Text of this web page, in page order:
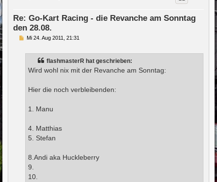
Re: Go-Kart Racing - die Revanche am Sonntag
den 28.08.
BMi 24. Aug 2011, 21:31
flashmasterR hat geschrieben:
Wird wohl nix mit der Revanche am Sonntag:
Hier die noch verbleibenden:
1. Manu
4. Matthias
5. Stefan
8.Andi aka Huckleberry
9.
10.